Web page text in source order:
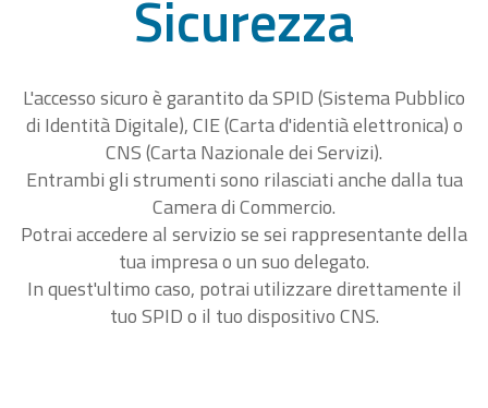
Sicurezza
L'accesso sicuro è garantito da SPID (Sistema Pubblico
di Identità Digitale), CIE (Carta d'identià elettronica) o
CNS (Carta Nazionale dei Servizi).
Entrambi gli strumenti sono rilasciati anche dalla tua
Camera di Commercio.
Potrai accedere al servizio se sei rappresentante della
tua impresa o un suo delegato.
In quest'ultimo caso, potrai utilizzare direttamente il
tuo SPID o il tuo dispositivo CNS.